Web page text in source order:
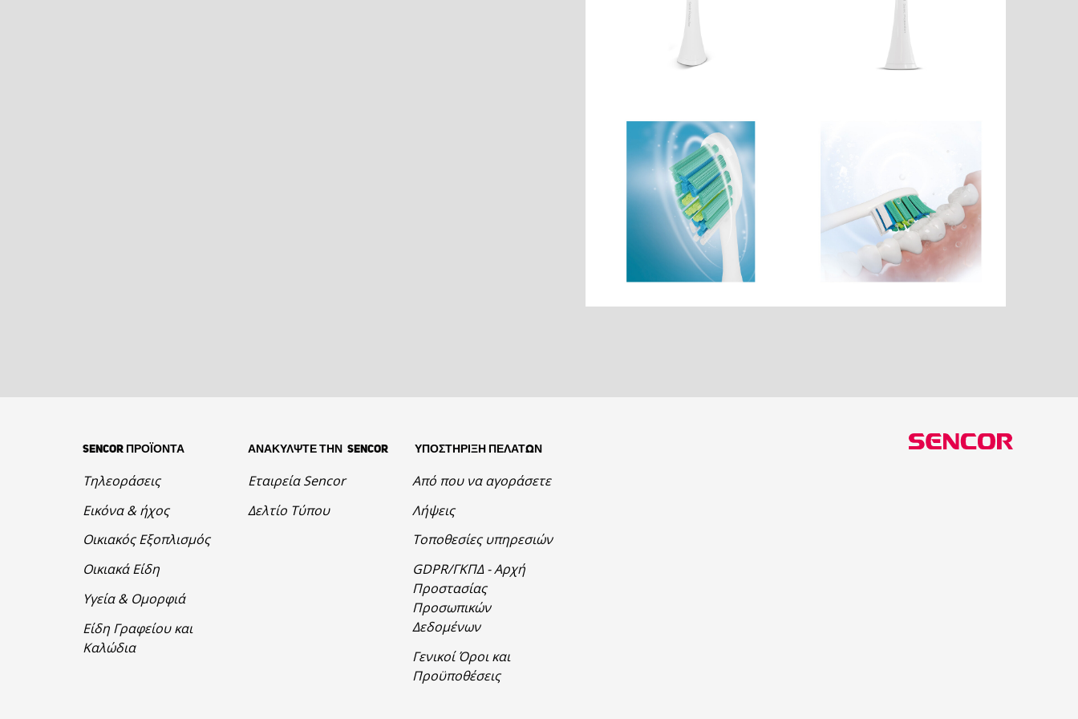
SENCOR ΠΡΟΪΟΝΤΑ
Τηλεοράσεις
Εικόνα & ήχος
Οικιακός Εξοπλισμός
Οικιακά Είδη
Υγεία & Ομορφιά
Είδη Γραφείου και
Καλώδια
ΑΝΑΚΥΛΨΤΕ ΤΗΝ SENCOR
Εταιρεία Sencor
Δελτίο Τύπου
ΥΠΟΣΤΗΡΙΞΗ ΠΕΛΑΤΩΝ
Από που να αγοράσετε
Λήψεις
Τοποθεσίες υπηρεσιών
GDPR/ΓΚΠΔ - Αρχή
Προστασίας
Προσωπικών
Δεδομένων
Γενικοί Όροι και
Προϋποθέσεις